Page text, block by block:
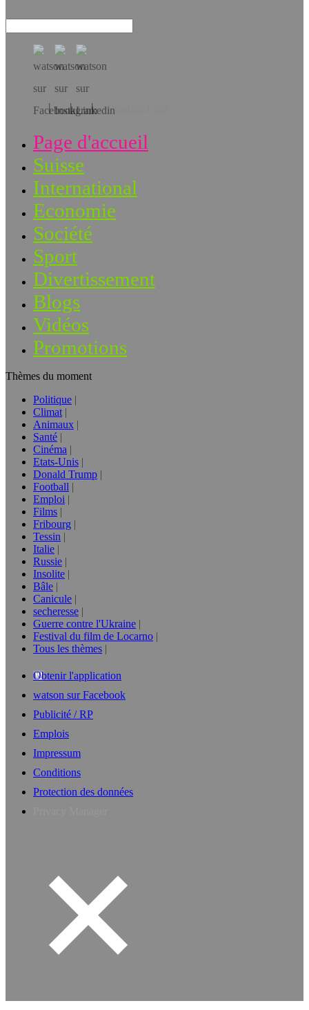
Téléchargez l’app!
Page d'accueil
Suisse
International
Economie
Société
Sport
Divertissement
Blogs
Vidéos
Promotions
Thèmes du moment
Politique
Climat
Animaux
Santé
Cinéma
Etats-Unis
Donald Trump
Football
Emploi
Films
Fribourg
Tessin
Italie
Russie
Insolite
Bâle
Canicule
secheresse
Guerre contre l'Ukraine
Festival du film de Locarno
Tous les thèmes
Obtenir l'application
watson sur Facebook
Publicité / RP
Emplois
Impressum
Conditions
Protection des données